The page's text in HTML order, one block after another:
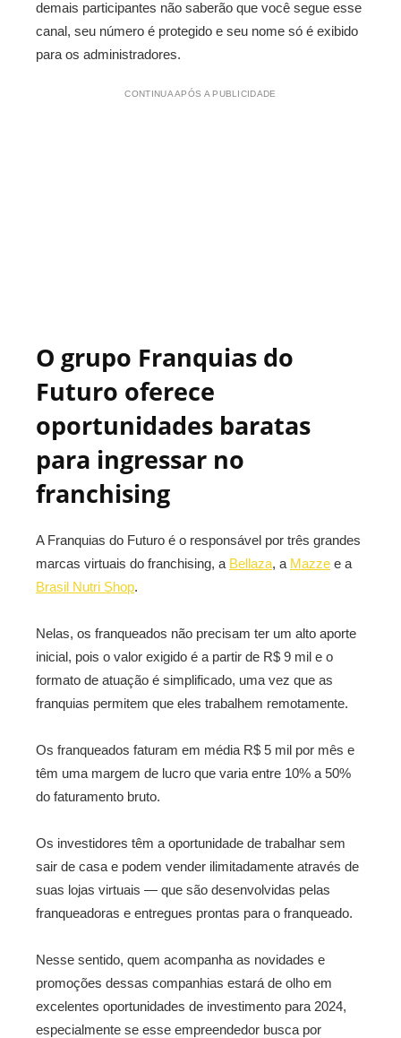
demais participantes não saberão que você segue esse
canal, seu número é protegido e seu nome só é exibido
para os administradores.
CONTINUA APÓS A PUBLICIDADE
O grupo Franquias do
Futuro oferece
oportunidades baratas
para ingressar no
franchising
A Franquias do Futuro é o responsável por três grandes
marcas virtuais do franchising, a Bellaza, a Mazze e a
Brasil Nutri Shop.
Nelas, os franqueados não precisam ter um alto aporte
inicial, pois o valor exigido é a partir de R$ 9 mil e o
formato de atuação é simplificado, uma vez que as
franquias permitem que eles trabalhem remotamente.
Os franqueados faturam em média R$ 5 mil por mês e
têm uma margem de lucro que varia entre 10% a 50%
do faturamento bruto.
Os investidores têm a oportunidade de trabalhar sem
sair de casa e podem vender ilimitadamente através de
suas lojas virtuais — que são desenvolvidas pelas
franqueadoras e entregues prontas para o franqueado.
Nesse sentido, quem acompanha as novidades e
promoções dessas companhias estará de olho em
excelentes oportunidades de investimento para 2024,
especialmente se esse empreendedor busca por